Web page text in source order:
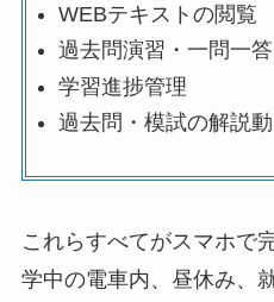
WEBテキストの閲覧
過去問演習・一問一答
学習進捗管理
過去問・模試の解説
これらすべてがスマホで
学中の電車内、昼休み、